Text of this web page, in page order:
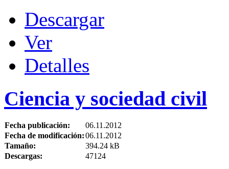
Descargar
Ver
Detalles
Ciencia y sociedad civil
Fecha publicación:
06.11.2012
Fecha de modificación:06.11.2012
Tamaño:
394.24 kB
Descargas:
47124